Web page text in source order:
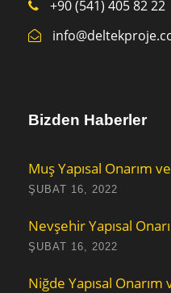
+90 (541) 405 82 22
Bizden Haberler
Muş Yapısal Onarım
ŞUBAT 16, 2022
Nevşehir Yapısal
ŞUBAT 16, 2022
Niğde Yapısal